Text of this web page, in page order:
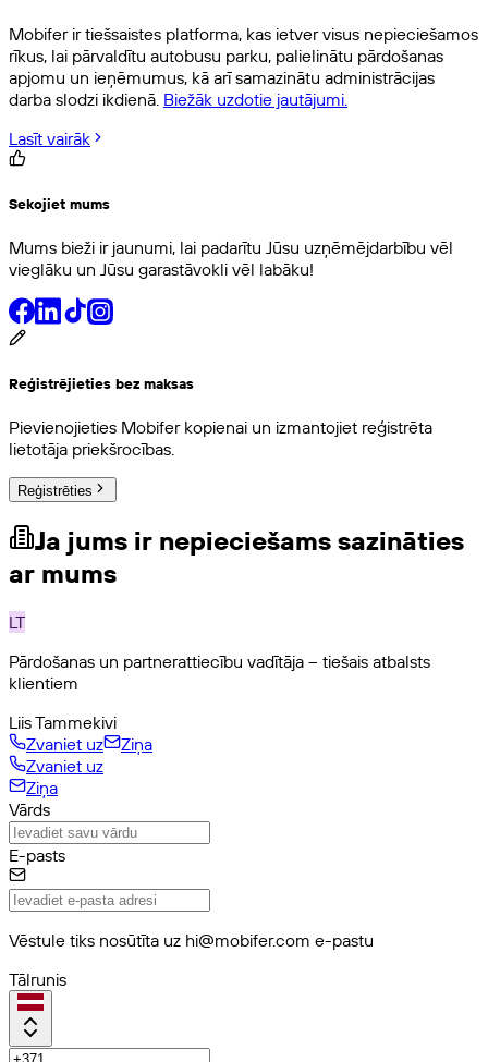
Mobifer ir tiešsaistes platforma, kas ietver visus nepieciešamos
rīkus, lai pārvaldītu autobusu parku, palielinātu pārdošanas
apjomu un ieņēmumus, kā arī samazinātu administrācijas
darba slodzi ikdienā. Biežāk uzdotie jautājumi
Lasīt vairāk
Sekojiet mums
Mums bieži ir jaunumi, lai padarītu Jūsu uzņēmējdarbību vēl
vieglāku un Jūsu garastāvokli vēl labāku!
Reģistrējieties bez maksas
Pievienojieties Mobifer kopienai un izmantojiet reģistrēta
lietotāja priekšrocības.
Reģistrēties
Ja jums ir nepieciešams sazināties
ar mums
LT
Pārdošanas un partnerattiecību vadītāja – tiešais atbalsts
klientiem
Liis Tammekivi
Zvaniet uz
Ziņa
Zvaniet uz
Ziņa
Vārds
E-pasts
Vēstule tiks nosūtīta uz hi@mobifer.com e-pastu
Tālrunis